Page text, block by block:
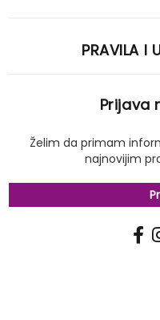
PRAVILA I
Prijava
Želim da primam
najnovijim